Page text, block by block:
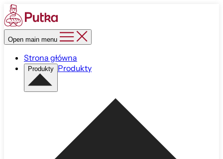
Open main menu
Strona główna
Produkty Produkty